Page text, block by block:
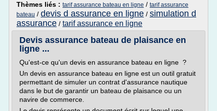
Thèmes liés : tarif assurance bateau en ligne / tarif assurance
bateau / devis d assurance en ligne / simulation d
assurance / tarif assurance en ligne
Devis assurance bateau de plaisance en
ligne ...
Qu'est-ce qu'un devis en assurance bateau en ligne ?
Un devis en assurance bateau en ligne est un outil gratuit
permettant de simuler un contrat d'assurance nautique
dans le but de garantir un bateau de plaisance ou un
navire de commerce.